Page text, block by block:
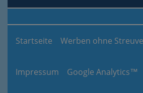
Startseite Werben ohne
Impressum Google Analytics™